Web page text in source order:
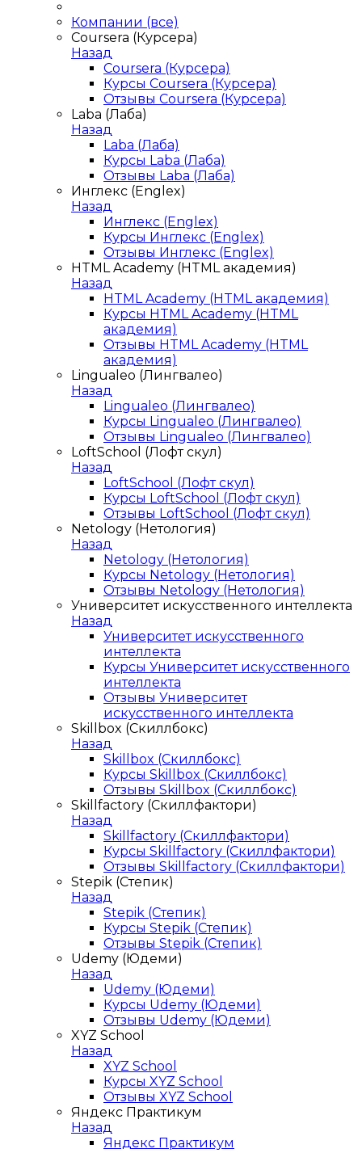
Компании (все)
Coursera (Курсера)
Назад
Coursera (Курсера)
Курсы Coursera (Курсера)
Отзывы Coursera (Курсера)
Laba (Лаба)
Назад
Laba (Лаба)
Курсы Laba (Лаба)
Отзывы Laba (Лаба)
Инглекс (Englex)
Назад
Инглекс (Englex)
Курсы Инглекс (Englex)
Отзывы Инглекс (Englex)
HTML Academy (HTML академия)
Назад
HTML Academy (HTML академия)
Курсы HTML Academy (HTML
академия)
Отзывы HTML Academy (HTML
академия)
Lingualeo (Лингвалео)
Назад
Lingualeo (Лингвалео)
Курсы Lingualeo (Лингвалео)
Отзывы Lingualeo (Лингвалео)
LoftSchool (Лофт скул)
Назад
LoftSchool (Лофт скул)
Курсы LoftSchool (Лофт скул)
Отзывы LoftSchool (Лофт скул)
Netology (Нетология)
Назад
Netology (Нетология)
Курсы Netology (Нетология)
Отзывы Netology (Нетология)
Университет искусственного интеллекта
Назад
Университет искусственного
интеллекта
Курсы Университет искусственного
интеллекта
Отзывы Университет
искусственного интеллекта
Skillbox (Скиллбокс)
Назад
Skillbox (Скиллбокс)
Курсы Skillbox (Скиллбокс)
Отзывы Skillbox (Скиллбокс)
Skillfactory (Скиллфактори)
Назад
Skillfactory (Скиллфактори)
Курсы Skillfactory (Скиллфактори)
Отзывы Skillfactory (Скиллфактори)
Stepik (Степик)
Назад
Stepik (Степик)
Курсы Stepik (Степик)
Отзывы Stepik (Степик)
Udemy (Юдеми)
Назад
Udemy (Юдеми)
Курсы Udemy (Юдеми)
Отзывы Udemy (Юдеми)
XYZ School
Назад
XYZ School
Курсы XYZ School
Отзывы XYZ School
Яндекс Практикум
Назад
Яндекс Практикум